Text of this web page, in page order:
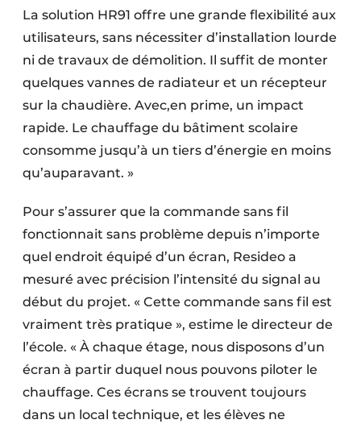
La solution HR91 offre une grande flexibilité aux
utilisateurs, sans nécessiter d’installation lourde
ni de travaux de démolition. Il suffit de monter
quelques vannes de radiateur et un récepteur
sur la chaudière. Avec,en prime, un impact
rapide. Le chauffage du bâtiment scolaire
consomme jusqu’à un tiers d’énergie en moins
­qu’auparavant. »
Pour s’assurer que la commande sans fil
fonctionnait sans problème depuis n’importe
quel endroit équipé d’un écran, Resideo a
mesuré avec précision l’intensité du signal au
début du projet. « Cette commande sans fil est
vraiment très pratique », estime le directeur de
l’école. « À chaque étage, nous disposons d’un
écran à partir duquel nous pouvons piloter le
chauffage. Ces écrans se trouvent toujours
dans un local technique, et les élèves ne